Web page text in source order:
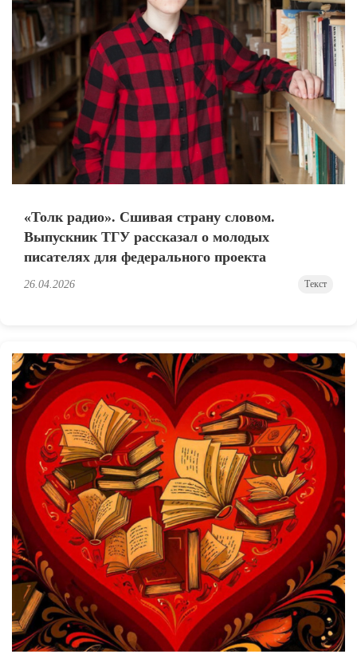
«Толк радио». Сшивая страну словом.
Выпускник ТГУ рассказал о молодых
писателях для федерального проекта
26.04.2026 Текст